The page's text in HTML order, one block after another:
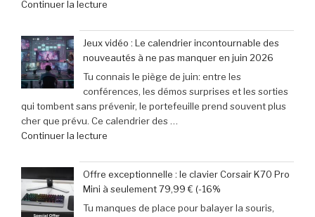
des
passionnés
de
jeux
vidéo
en
Afrique »
Continuer la lecture
31
mai
2026
:
29
escapades
incontournables
votre
week-
end »
Jeux vidéo : Le calendrier incontournable des
nouveautés à ne pas manquer en juin 2026
Tu connais le piège de juin: entre les
conférences, les démos surprises et les sorties
qui tombent sans prévenir, le portefeuille prend souvent plus
cher que prévu. Ce calendrier des …
Continuer la lecture
vidéo
:
Le
calendrier
Offre exceptionnelle : le clavier Corsair K70 Pro
Mini à seulement 79,99 € (-16%
Tu manques de place pour balayer la souris,